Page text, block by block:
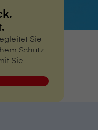
Sie
Schutz
Sie